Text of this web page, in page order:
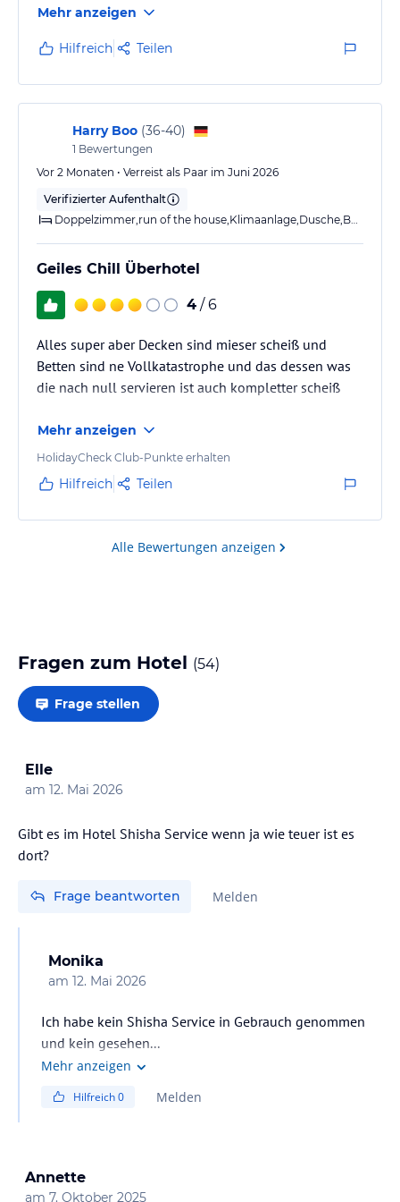
Hoteliers-/Veranstalter-/Kataloginformationen. Alle Angaben
lies vor der Buchung die verbindlichen
des
Mehr anzeigen
Hilfreich Teilen
Harry Boo (36-40)
1 Bewertungen
Vor 2 Monaten • Verreist als Paar im Juni 2026
Verifizierter Aufenthalt
Geiles Chill Überhotel
4 / 6
Alles super aber Decken sind mieser scheiß und
Betten sind ne Vollkatastrophe und das dessen was
die nach null servieren ist auch kompletter scheiß
Mehr anzeigen
HolidayCheck Club-Punkte erhalten
Hilfreich Teilen
Alle Bewertungen anzeigen
Fragen zum Hotel (54)
Frage stellen
Elle
am 12. Mai 2026
Gibt es im Hotel Shisha Service wenn ja wie teuer ist es
dort?
Frage beantworten Melden
Monika
am 12. Mai 2026
Ich habe kein Shisha Service in Gebrauch genommen
und kein gesehen...
Lg
Mehr anzeigen
Hilfreich0 Melden
Annette
am 7. Oktober 2025